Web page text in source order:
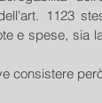
1123
e spese, sia
consistere